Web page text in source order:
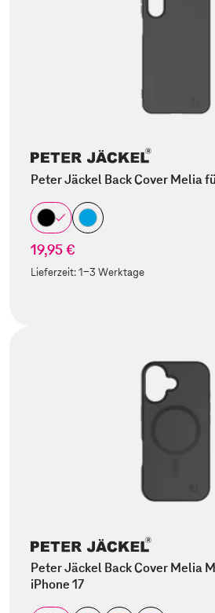
Peter Jäckel Back Cover Melia
19,95 €
Lieferzeit:1-3 Werktage
Peter Jäckel Back Cover Melia
iPhone 17